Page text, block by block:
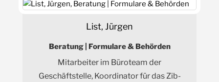
List, Jürgen
Beratung | Formulare & Behörden
Mitarbeiter im Büroteam der
Geschäftstelle, Koordinator für das Zib-